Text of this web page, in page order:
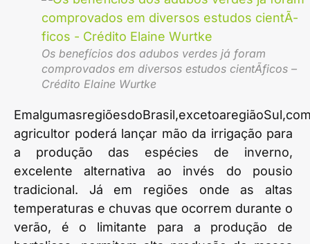
Os benefícios dos adubos verdes já foram
comprovados em diversos estudos cientÃ­ficos –
Crédito Elaine Wurtke
agricultor poderá lançar mão da irrigação para
a produção das espécies de inverno,
excelente alternativa ao invés do pousio
tradicional. Já em regiões onde as altas
temperaturas e chuvas que ocorrem durante o
verão, é o limitante para a produção de